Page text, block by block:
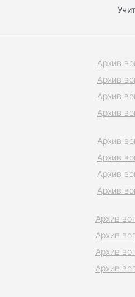
Архив
Архив
Архив
Архив
Архив
Архив
Архив
Архив
Архив
Архив
Архив
Архив